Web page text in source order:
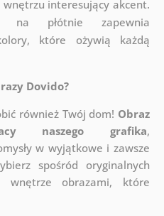
interesujący akcent.
na płótnie zapewnia
które ożywią każdą
Dovido?
również Twój dom! Obraz
naszego grafika,
w wyjątkowe i zawsze
spośród oryginalnych
obrazami, które